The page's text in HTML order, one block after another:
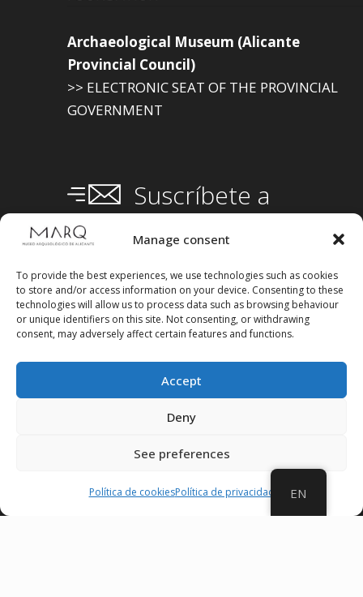
Manage consent
To provide the best experiences, we use technologies such as cookies
to store and/or access information on your device. Consenting to these
technologies will allow us to process data such as browsing behaviour
or unique identifiers on this site. Not consenting, or withdrawing
consent, may adversely affect certain features and functions.
Accept
Deny
See preferences
Política de cookiesPolítica de privacidad
Archaeological Museum (Alicante
Provincial Council)
>> ELECTRONIC SEAT OF THE PROVINCIAL
GOVERNMENT
Suscríbete a
nuestra
Newsletter
EN